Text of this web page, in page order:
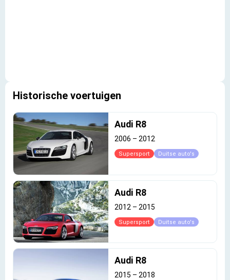
Historische voertuigen
Audi R8
2006 – 2012
Supersport Duitse auto's
Audi R8
2012 – 2015
Supersport Duitse auto's
Audi R8
2015 – 2018